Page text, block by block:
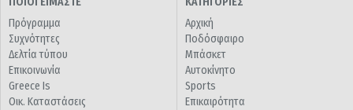
Πρόγραμμα
Συχνότητες
Δελτία τύπου
Επικοινωνία
Greece Is
Οικ. Καταστάσεις
Αρχική
Ποδόσφαιρο
Μπάσκετ
Αυτοκίνητο
Sports
Επικαιρότητα